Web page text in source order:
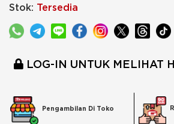
Stok: Tersedia
LOG-IN UNTUK MELIHAT
Pengambilan Di Toko